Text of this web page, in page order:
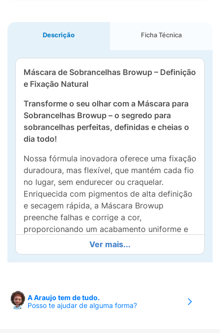
Descrição Ficha Técnica
Máscara de Sobrancelhas Browup – Definição
e Fixação Natural
Transforme o seu olhar com a Máscara para
Sobrancelhas Browup – o segredo para
sobrancelhas perfeitas, definidas e cheias o
dia todo!
Nossa fórmula inovadora oferece uma fixação
duradoura, mas flexível, que mantém cada fio
no lugar, sem endurecer ou craquelar.
Enriquecida com pigmentos de alta definição
e secagem rápida, a Máscara Browup
preenche falhas e corrige a cor,
proporcionando um acabamento uniforme e
incrivelmente natural.
O aplicador cônico exclusivo, com cerdas de
às pontas. Ideal para quem busca definição
de longa duração e um visual impecável. Se
Ver mais...
A Araujo tem de tudo.
Posso te ajudar de alguma forma?